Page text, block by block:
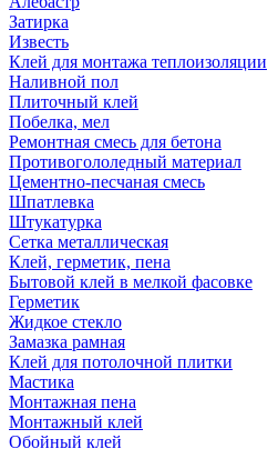
Затирка
Известь
Клей для монтажа теплоизоляции
Наливной пол
Плиточный клей
Побелка, мел
Ремонтная смесь для бетона
Противогололедный материал
Цементно-песчаная смесь
Шпатлевка
Штукатурка
Сетка металлическая
Клей, герметик, пена
Бытовой клей в мелкой фасовке
Герметик
Жидкое стекло
Замазка рамная
Клей для потолочной плитки
Мастика
Монтажная пена
Монтажный клей
Обойный клей